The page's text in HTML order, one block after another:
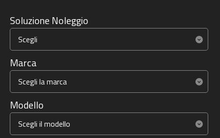
Soluzione Noleggio
Marca
Modello